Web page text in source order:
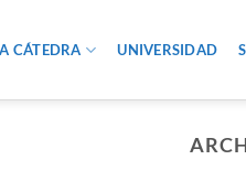
CÁTEDRA UNIVERSIDAD